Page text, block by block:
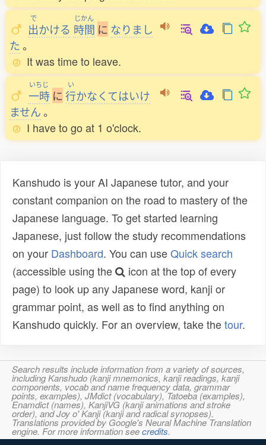
で
出かける
じかん
時間 に なりまし
た。
It was time to leave.
いちじ
一時 に
い
行かなくてはいけ
ません。
I have to go at 1 o'clock.
Kanshudo is your AI Japanese tutor, and your
constant companion on the road to mastery of the
Japanese language. To get started learning
Japanese, just follow the study recommendations
on your Dashboard. You can useQuick search
(accessible using the
icon at the top of every
page) to look up any Japanese word, kanji or
grammar point, as well as to find anything on
Kanshudo quickly. For an overview, take thetour.
Search results include information from a variety of sources,
including Kanshudo (kanji mnemonics, kanji readings, kanji
components, vocab and name frequency data, grammar
points, examples), JMdict (vocabulary), Tatoeba (examples),
Enamdict (names), KanjiVG (kanji animations and stroke
order), and Joy o' Kanji (kanji and radical synopses).
Translations provided by Google's Neural Machine Translation
engine. For more information seecredits.